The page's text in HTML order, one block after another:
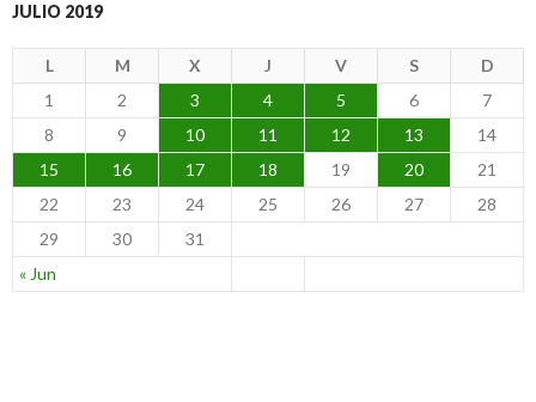
JULIO 2019
L M X J V S D
« Jun
1 2 3 4 5 6
7
8
9 10 11 12 13
14
15
16 17 18 19 20
21
22
23 24 25 26 27
28
29
30 31